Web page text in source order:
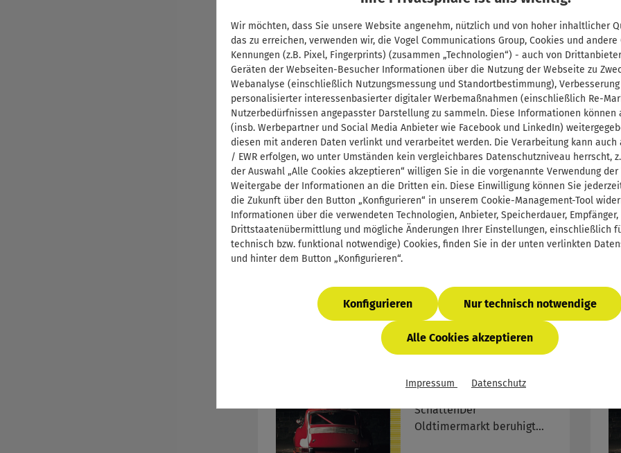
autoFACHMANN 11-
12/2018 Lehrjahr 3
Titelthema:
FernbeziehungDas
Tätigkeitsprofil des
Serviceberaters ändert
sich weitere Themen:- Die
Kupplung: die flexible
Verbindung zwischen
enorm wichtig
Regulärer Preis:
18,24 €
autoFACHMANN
SchattenDer
Oldtimermarkt beruhigt
Wir möchten, dass Sie unsere Website angenehm, nützlich und von hoher inhaltlicher
das zu erreichen, verwenden wir, die Vogel Communications Group, Cookies und
Kennungen (z.B. Pixel, Fingerprints) (zusammen „Technologien“) - auch von
Geräten der Webseiten-Besucher Informationen über die Nutzung der Webseite zu
Webanalyse (einschließlich Nutzungsmessung und Standortbestimmung),
personalisierter interessenbasierter digitaler Werbemaßnahmen (einschließlich Re-
Nutzerbedürfnissen angepasster Darstellung zu sammeln. Diese Informationen können
(insb. Werbepartner und Social Media Anbieter wie Facebook und LinkedIn)
diesen mit anderen Daten verlinkt und verarbeitet werden. Die Verarbeitung kann auch
/ EWR erfolgen, wo unter Umständen kein vergleichbares Datenschutzniveau herrscht,
der Auswahl „Alle Cookies akzeptieren“ willigen Sie in die vorgenannte Verwendung der
Weitergabe der Informationen an die Dritten ein. Diese Einwilligung können Sie
die Zukunft über den Button „Konfigurieren“ in unserem Cookie-Management-Tool
Informationen über die verwendeten Technologien, Anbieter, Speicherdauer, Empfänger,
Drittstaatenübermittlung und mögliche Änderungen Ihrer Einstellungen, einschließlich
technisch bzw. funktional notwendige) Cookies, finden Sie in der unten verlinkten
und hinter dem Button „Konfigurieren“.
Nur technisch notwendige
Konfigurieren
Alle Cookies akzeptieren
Impressum Datenschutz